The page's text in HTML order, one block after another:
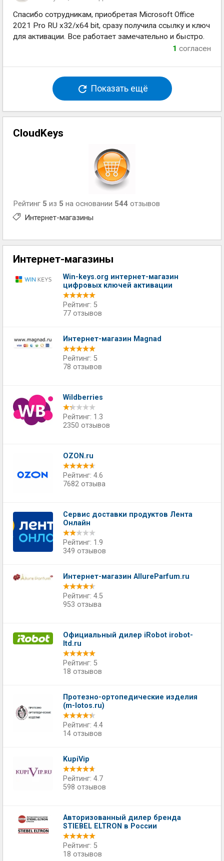
Спасибо сотрудникам, приобретая Microsoft Office
2021 Pro RU x32/x64 bit, сразу получила ссылку и ключ
для активации. Все работает замечательно и быстро.
1 согласен
Показать ещё
CloudKeys
Рейтинг 5 из 5 на основании 544 отзывов
Интернет-магазины
Интернет-магазины
Win-keys.org интернет-магазин
цифровых ключей активации
Рейтинг: 5
77 отзывов
Интернет-магазин Magnad
Рейтинг: 5
78 отзывов
Wildberries
Рейтинг: 1.3
2350 отзывов
OZON.ru
Рейтинг: 4.6
7682 отзыва
Сервис доставки продуктов Лента
Онлайн
Рейтинг: 1.9
349 отзывов
Интернет-магазин AllureParfum.ru
Рейтинг: 4.5
953 отзыва
Официальный дилер iRobot irobot-
ltd.ru
Рейтинг: 5
18 отзывов
Протезно-ортопедические изделия
(m-lotos.ru)
Рейтинг: 4.4
14 отзывов
KupiVip
Рейтинг: 4.7
598 отзывов
Авторизованный дилер бренда
STIEBEL ELTRON в России
Рейтинг: 5
18 отзывов